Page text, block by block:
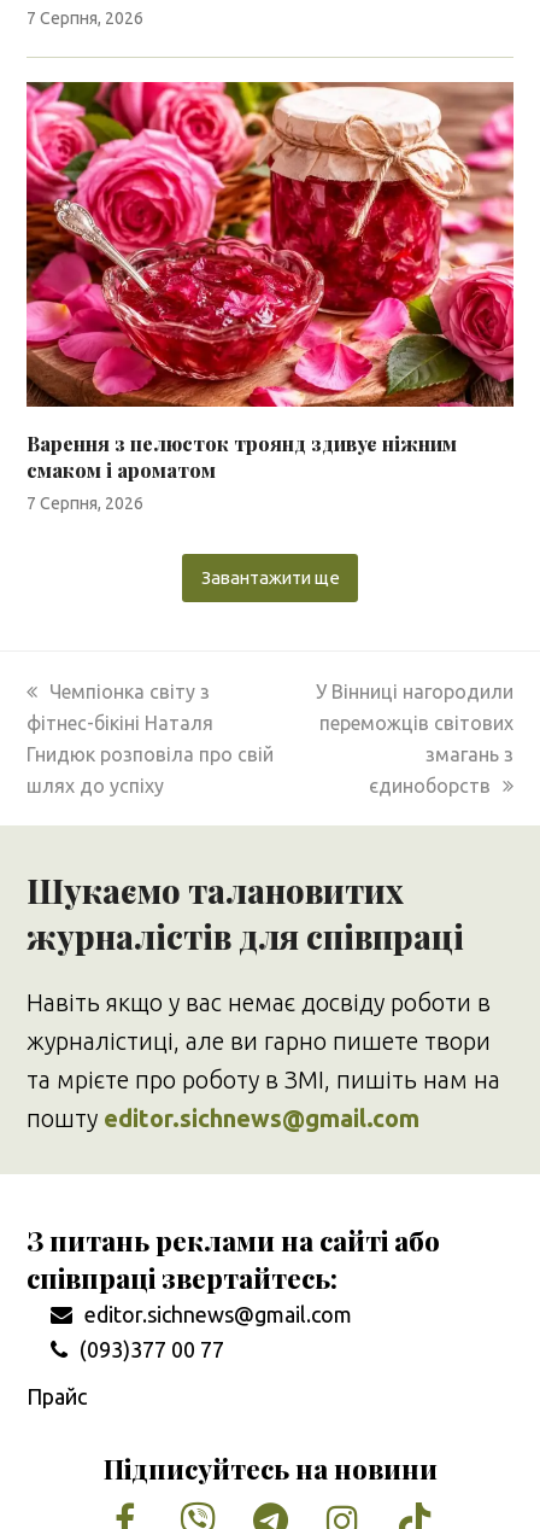
7 Серпня, 2026
Варення з пелюсток троянд здивує ніжним
смаком і ароматом
7 Серпня, 2026
Завантажити ще
previous
post:
Чемпіонка світу з
фітнес-бікіні Наталя
Гнидюк розповіла про свій
шлях до успіху
next
post:
У Вінниці нагородили
переможців світових
змагань з
єдиноборств
Шукаємо талановитих
журналістів для співпраці
Навіть якщо у вас немає досвіду роботи в
журналістиці, але ви гарно пишете твори
та мрієте про роботу в ЗМІ, пишіть нам на
пошту editor.sichnews@gmail.com
З питань реклами на сайті або
співпраці звертайтесь:
editor.sichnews@gmail.com
(093)377 00 77
Прайс
Підписуйтесь на новини
Facebook
VimeoTumblrInstagram
Tiktok